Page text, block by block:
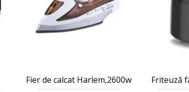
Fier de calcat Harlem,2600w Friteuză